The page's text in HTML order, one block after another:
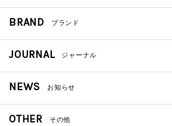
BRAND ブランド
JOURNAL ジャーナル
NEWS お知らせ
OTHER その他